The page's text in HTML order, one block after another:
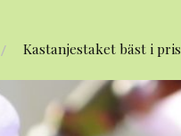
Kastanjestaket bäst i pris